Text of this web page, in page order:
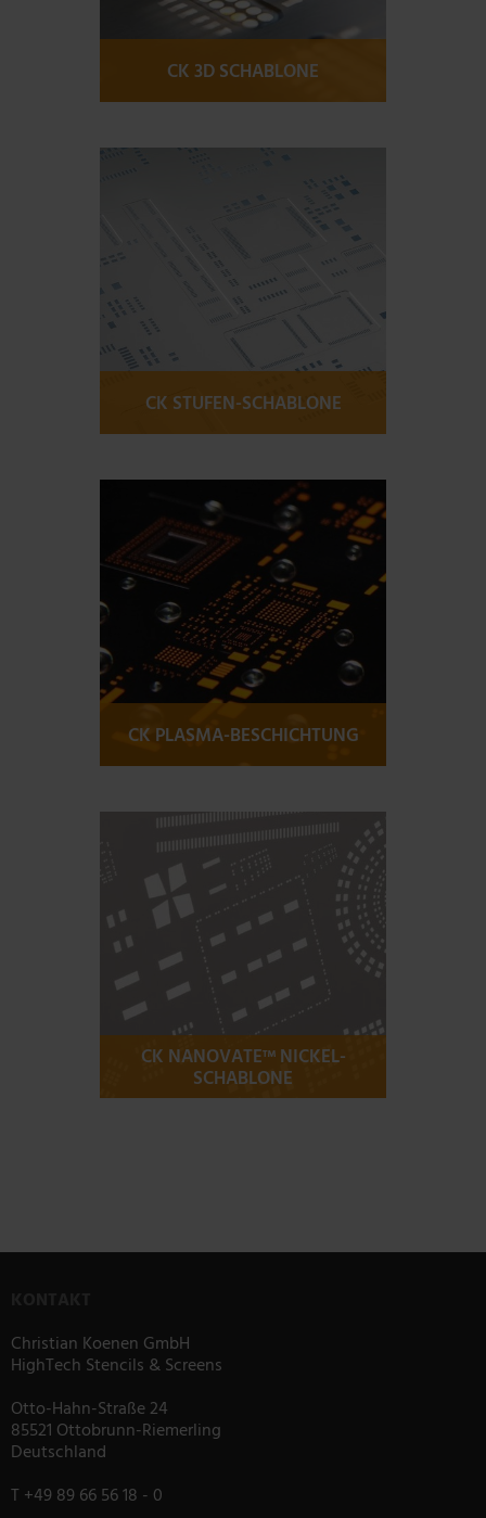
CK 3D SCHABLONE
CK STUFEN-SCHABLONE
CK PLASMA-BESCHICHTUNG
CK NANOVATE™ NICKEL-
SCHABLONE
Christian Koenen GmbH
HighTech Stencils & Screens
Otto-Hahn-Straße 24
85521 Ottobrunn-Riemerling
Deutschland
T +49 89 66 56 18 - 0